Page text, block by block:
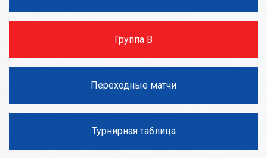
Группа В
Переходные матчи
Турнирная таблица